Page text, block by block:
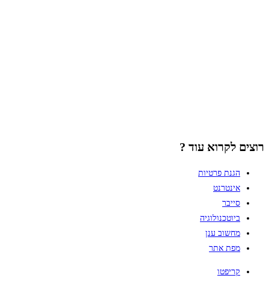
רוצים לקרוא עוד ?
הגנת פרטיות
אינטרנט
סייבר
ביוטכנולוגיה
מחשוב ענן
מפת אתר
קריפטו